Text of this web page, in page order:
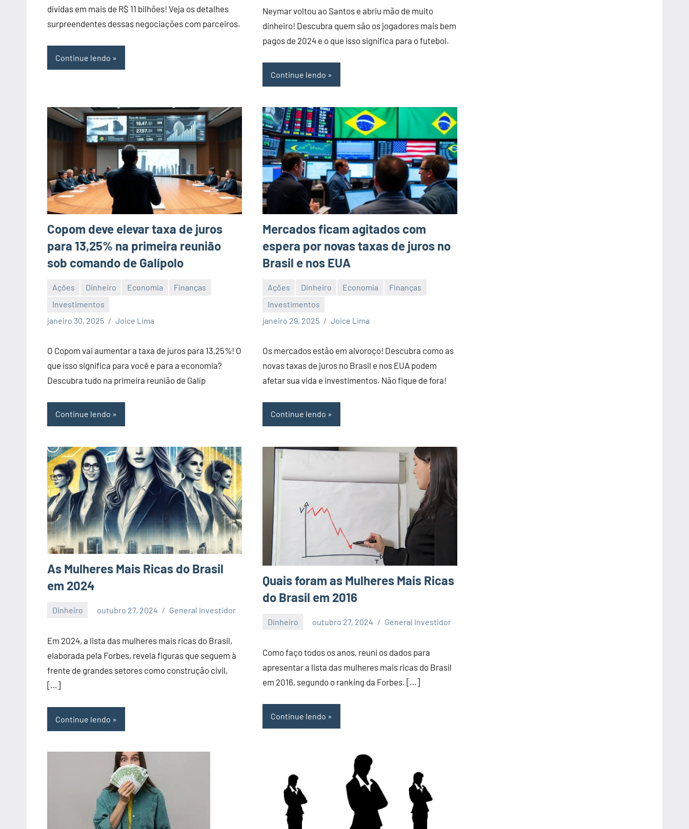
dívidas em mais de R$ 11 bilhões! Veja os detalhes
surpreendentes dessas negociações com parceiros.
Continue lendo
Neymar voltou ao Santos e abriu mão de muito
dinheiro! Descubra quem são os jogadores mais bem
pagos de 2024 e o que isso significa para o futebol.
Continue lendo
Copom deve elevar taxa de juros
para 13,25% na primeira reunião
sob comando de Galípolo
Ações Dinheiro Economia
Finanças
Investimentos
janeiro 30, 2025
Joice Lima
Nenhum
Comentário
O Copom vai aumentar a taxa de juros para 13,25%! O
que isso significa para você e para a economia?
Descubra tudo na primeira reunião de Galíp
Continue lendo
Mercados ficam agitados com
espera por novas taxas de juros no
Brasil e nos EUA
Ações Dinheiro Economia
Finanças
Investimentos
janeiro 29, 2025
Joice Lima
Nenhum
Comentário
Os mercados estão em alvoroço! Descubra como as
novas taxas de juros no Brasil e nos EUA podem
afetar sua vida e investimentos. Não fique de fora!
Continue lendo
As Mulheres Mais Ricas do Brasil
em 2024
Dinheiro outubro 27, 2024 General Investidor
Em 2024, a lista das mulheres mais ricas do Brasil,
elaborada pela Forbes, revela figuras que seguem à
frente de grandes setores como construção civil,
[…]
Continue lendo
Quais foram as Mulheres Mais Ricas
do Brasil em 2016
Dinheiro outubro 27, 2024 General Investidor
Como faço todos os anos, reuni os dados para
apresentar a lista das mulheres mais ricas do Brasil
em 2016, segundo o ranking da Forbes. […]
Continue lendo